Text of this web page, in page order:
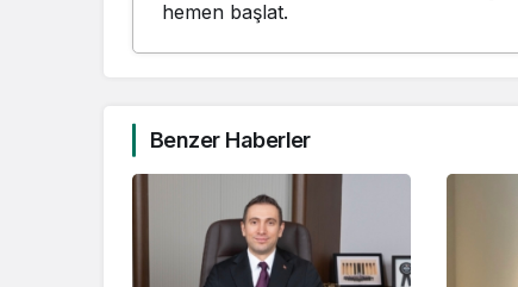
hemen başlat.
Benzer Haberler